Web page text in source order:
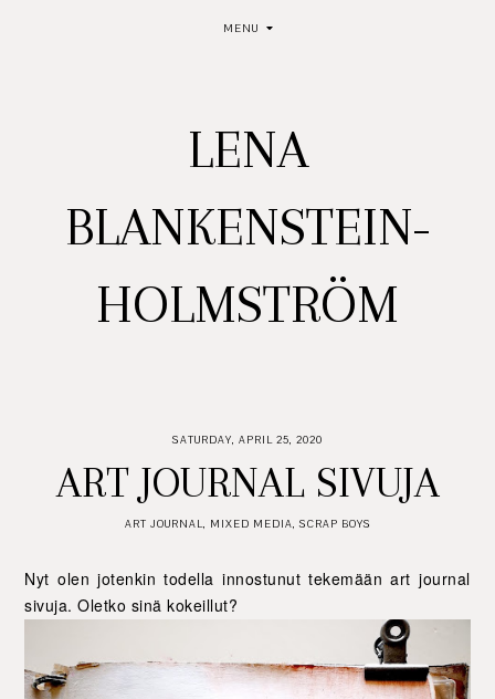
MENU
LENA
BLANKENSTEIN-
HOLMSTRÖM
SATURDAY, APRIL 25, 2020
ART JOURNAL SIVUJA
ART JOURNAL, MIXED MEDIA, SCRAP BOYS
Nyt olen jotenkin todella innostunut tekemään art journal
sivuja. Oletko sinä kokeillut?